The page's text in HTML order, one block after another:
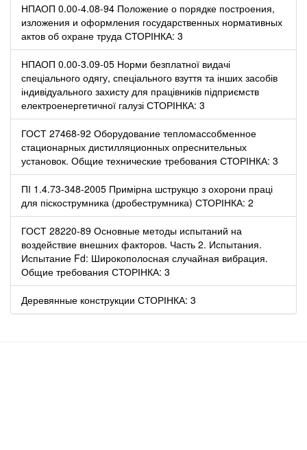
НПАОП 0.00-4.08-94 Положение о порядке построения,
изложения и оформления государственных нормативных
актов об охране труда СТОРІНКА: 3
НПАОП 0.00-3.09-05 Норми безплатної видачі
спеціального одягу, спеціального взуття та інших засобів
індивідуального захисту для працівників підприємств
електроенергетичної галузі СТОРІНКА: 3
ГОСТ 27468-92 Оборудование тепломассобменное
стационарных дистилляционных опреснительных
установок. Общие технические требования СТОРІНКА: 3
ПІ 1.4.73-348-2005 Примірна шструкцю з охорони праці
для піскострумника (дробеструмника) СТОРІНКА: 2
ГОСТ 28220-89 Основные методы испытаний на
воздействие внешних факторов. Часть 2. Испытания.
Испытание Fd: Широкополосная случайная вибрация.
Общие требования СТОРІНКА: 3
Деревянные конструкции СТОРІНКА: 3